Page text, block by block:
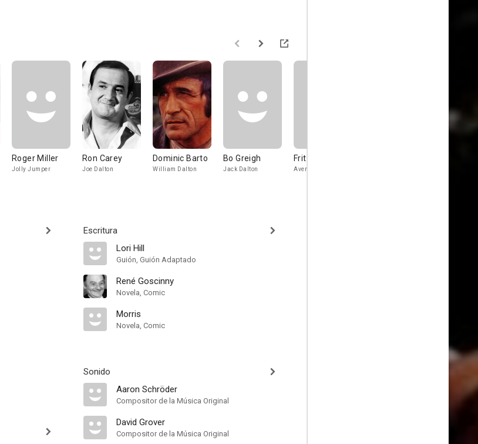
Roger Miller
Jolly Jumper
Ron Carey
Joe Dalton
Dominic Barto
William Dalton
Bo Greigh
Jack Dalton
Fritz Sperberg
Averell Dalton
Escritura
Lori Hill
Guión, Guión Adaptado
René Goscinny
Novela, Comic
Morris
Novela, Comic
Sonido
Aaron Schröder
Compositor de la Música Original
David Grover
Compositor de la Música Original